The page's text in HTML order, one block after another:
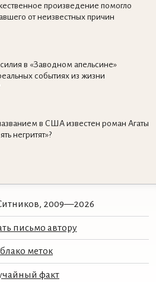
произведение помогло
от неизвестных причин
в «Заводном апельсине»
событиях из жизни
в США известен роман Агаты
негритят»?
2009—2026
письмо автору
меток
факт